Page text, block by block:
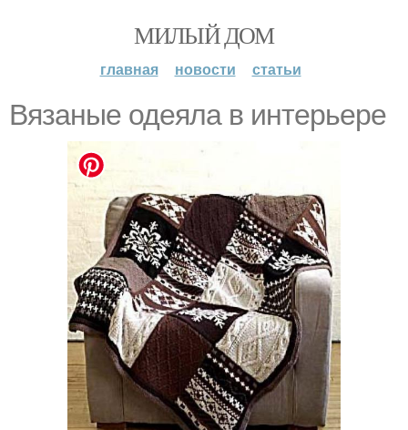
МИЛЫЙ ДОМ
главная новости статьи
Вязаные одеяла в интерьере